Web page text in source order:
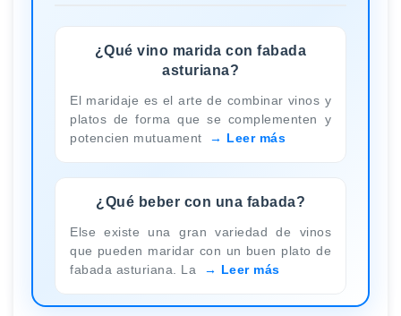
¿Qué vino marida con fabada
asturiana?
El maridaje es el arte de combinar vinos y
platos de forma que se complementen y
potencien mutuament
Leer más
¿Qué beber con una fabada?
Else existe una gran variedad de vinos
que pueden maridar con un buen plato de
fabada asturiana. La
Leer más